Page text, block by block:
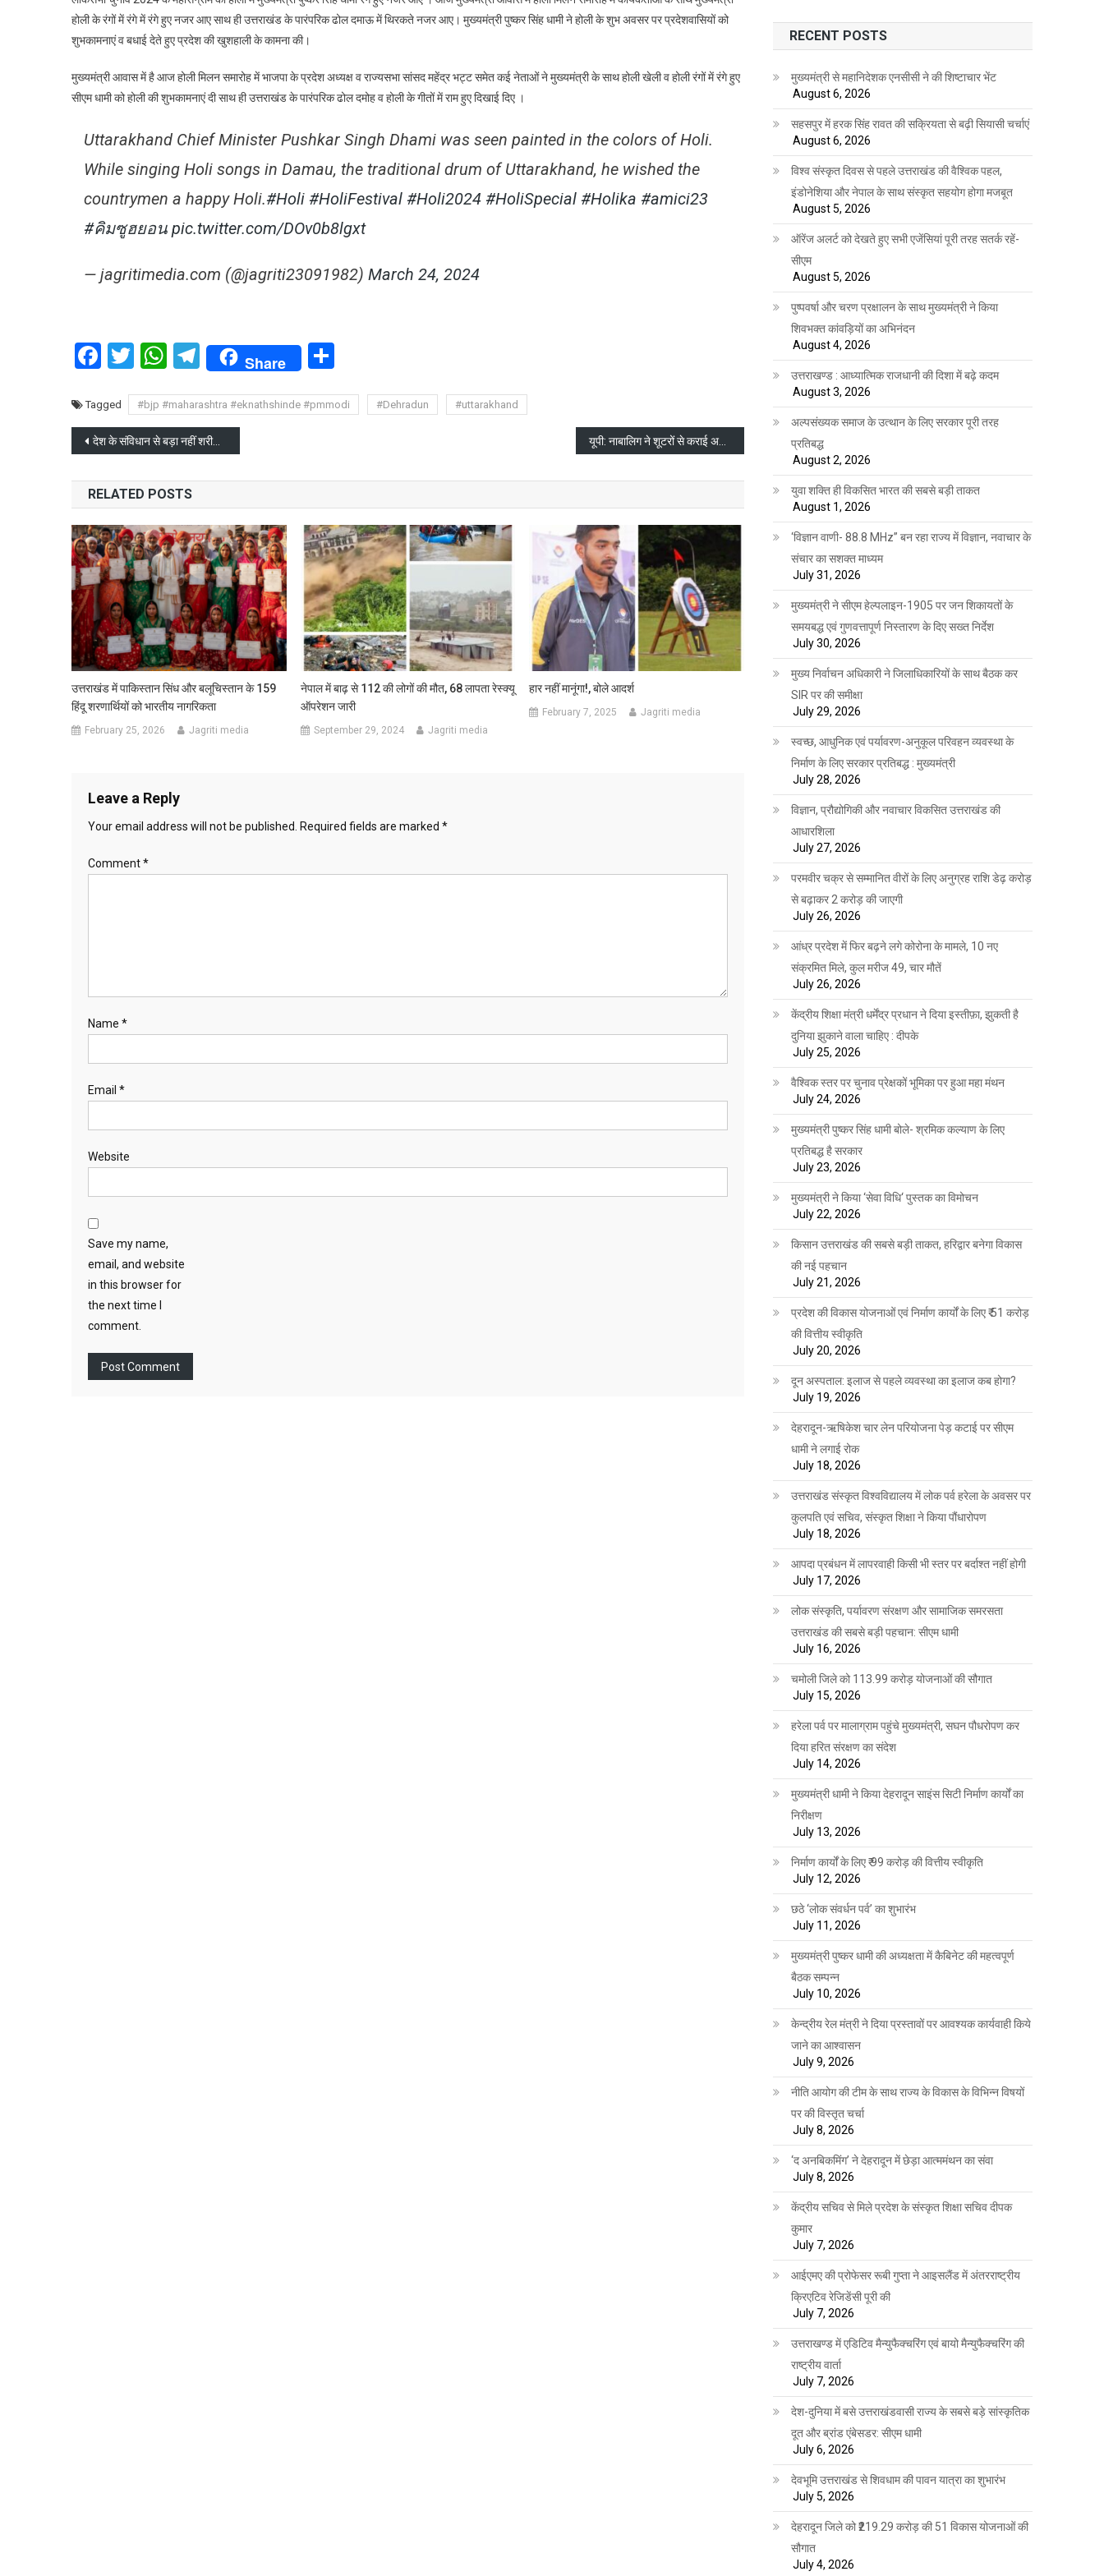
में
रंगे
प्रदेश
वासियों
दी
की
शुभकामनाएं
होली के रंगों में रंगे में रंगे हुए नजर आए साथ ही उत्तराखंड के पारंपरिक ढोल दमाऊ में थिरकते नजर आए। मुख्यमंत्री पुष्कर सिंह धामी ने होली के शुभ अवसर पर प्रदेशवासियों को
शुभकामनाएं व बधाई देते हुए प्रदेश की खुशहाली के कामना की।
मुख्यमंत्री आवास में है आज होली मिलन समारोह में भाजपा के प्रदेश अध्यक्ष व राज्यसभा सांसद महेंद्र भट्ट समेत कई नेताओं ने मुख्यमंत्री के साथ होली खेली व होली रंगों में रंगे हुए
सीएम धामी को होली की शुभकामनाएं दी साथ ही उत्तराखंड के पारंपरिक ढोल दमोह व होली के गीतों में राम हुए दिखाई दिए ।
Uttarakhand Chief Minister Pushkar Singh Dhami was seen painted in the colors of Holi.
While singing Holi songs in Damau, the traditional drum of Uttarakhand, he wished the
countrymen a happy Holi.#Holi #HoliFestival #Holi2024 #HoliSpecial #Holika #amici23
#คิมซูฮยอน pic.twitter.com/DOv0b8lgxt
— jagritimedia.com (@jagriti23091982) March 24, 2024
Facebook
Twitter
WhatsApp
Telegram
Share
Tagged #bjp #maharashtra #eknathshinde #pmmodi #Dehradun #uttarakhand
Post
navigation
देश के संविधान से बड़ा नहीं शरीयत : सीएम योगी आदित्यनाथ
RELATED POSTS
उत्तराखंड में पाकिस्तान सिंध और बलूचिस्तान के 159
हिंदू शरणार्थियों को भारतीय नागरिकता
February 25, 2026 Jagriti media
नेपाल में बाढ़ से 112 की लोगों की मौत, 68 लापता रेस्क्यू
ऑपरेशन जारी
September 29, 2024 Jagriti media
हार नहीं मानूंगा!, बोले आदर्श
February 7, 2025 Jagriti media
Leave a Reply
Your email address will not be published. Required fields are marked *
Comment*
Name *
Email *
Website
Save my name,
email, and website
in this browser for
the next time I
comment.
RECENT POSTS
मुख्यमंत्री से महानिदेशक एनसीसी ने की शिष्टाचार भेंट
August 6, 2026
सहसपुर में हरक सिंह रावत की सक्रियता से बढ़ी सियासी चर्चाएं
August 6, 2026
विश्व संस्कृत दिवस से पहले उत्तराखंड की वैश्विक पहल,
इंडोनेशिया और नेपाल के साथ संस्कृत सहयोग होगा मजबूत
August 5, 2026
ऑरेंज अलर्ट को देखते हुए सभी एजेंसियां पूरी तरह सतर्क रहें-
सीएम
August 5, 2026
पुष्पवर्षा और चरण प्रक्षालन के साथ मुख्यमंत्री ने किया
शिवभक्त कांवड़ियों का अभिनंदन
August 4, 2026
उत्तराखण्ड : आध्यात्मिक राजधानी की दिशा में बढ़े कदम
August 3, 2026
अल्पसंख्यक समाज के उत्थान के लिए सरकार पूरी तरह
प्रतिबद्ध
August 2, 2026
युवा शक्ति ही विकसित भारत की सबसे बड़ी ताकत
August 1, 2026
‘विज्ञान वाणी- 88.8 MHz” बन रहा राज्य में विज्ञान, नवाचार के
संचार का सशक्त माध्यम
July 31, 2026
मुख्यमंत्री ने सीएम हेल्पलाइन-1905 पर जन शिकायतों के
समयबद्ध एवं गुणवत्तापूर्ण निस्तारण के दिए सख्त निर्देश
July 30, 2026
मुख्य निर्वाचन अधिकारी ने जिलाधिकारियों के साथ बैठक कर
SIR पर की समीक्षा
July 29, 2026
स्वच्छ, आधुनिक एवं पर्यावरण-अनुकूल परिवहन व्यवस्था के
निर्माण के लिए सरकार प्रतिबद्ध : मुख्यमंत्री
July 28, 2026
विज्ञान, प्रौद्योगिकी और नवाचार विकसित उत्तराखंड की
आधारशिला
July 27, 2026
परमवीर चक्र से सम्मानित वीरों के लिए अनुग्रह राशि डेढ़ करोड़
से बढ़ाकर 2 करोड़ की जाएगी
July 26, 2026
आंध्र प्रदेश में फिर बढ़ने लगे कोरोना के मामले, 10 नए
संक्रमित मिले, कुल मरीज 49, चार मौतें
July 26, 2026
केंद्रीय शिक्षा मंत्री धर्मेंद्र प्रधान ने दिया इस्तीफ़ा, झुकती है
दुनिया झुकाने वाला चाहिए : दीपके
July 25, 2026
वैश्विक स्तर पर चुनाव प्रेक्षकों भूमिका पर हुआ महा मंथन
July 24, 2026
मुख्यमंत्री पुष्कर सिंह धामी बोले- श्रमिक कल्याण के लिए
प्रतिबद्ध है सरकार
July 23, 2026
मुख्यमंत्री ने किया ‘सेवा विधि‘ पुस्तक का विमोचन
July 22, 2026
किसान उत्तराखंड की सबसे बड़ी ताकत, हरिद्वार बनेगा विकास
की नई पहचान
July 21, 2026
प्रदेश की विकास योजनाओं एवं निर्माण कार्यों के लिए ₹ 51 करोड़
की वित्तीय स्वीकृति
July 20, 2026
दून अस्पताल: इलाज से पहले व्यवस्था का इलाज कब होगा?
July 19, 2026
देहरादून-ऋषिकेश चार लेन परियोजना पेड़ कटाई पर सीएम
धामी ने लगाई रोक
July 18, 2026
उत्तराखंड संस्कृत विश्वविद्यालय में लोक पर्व हरेला के अवसर पर
कुलपति एवं सचिव, संस्कृत शिक्षा ने किया पौंधारोपण
July 18, 2026
आपदा प्रबंधन में लापरवाही किसी भी स्तर पर बर्दाश्त नहीं होगी
July 17, 2026
लोक संस्कृति, पर्यावरण संरक्षण और सामाजिक समरसता
उत्तराखंड की सबसे बड़ी पहचान: सीएम धामी
July 16, 2026
चमोली जिले को 113.99 करोड़ योजनाओं की सौगात
July 15, 2026
हरेला पर्व पर मालाग्राम पहुंचे मुख्यमंत्री, सघन पौधरोपण कर
दिया हरित संरक्षण का संदेश
July 14, 2026
मुख्यमंत्री धामी ने किया देहरादून साइंस सिटी निर्माण कार्यों का
निरीक्षण
July 13, 2026
निर्माण कार्यों के लिए ₹ 99 करोड़ की वित्तीय स्वीकृति
July 12, 2026
छठे ‘लोक संवर्धन पर्व’ का शुभारंभ
July 11, 2026
मुख्यमंत्री पुष्कर धामी की अध्यक्षता में कैबिनेट की महत्वपूर्ण
बैठक सम्पन्न
July 10, 2026
केन्द्रीय रेल मंत्री ने दिया प्रस्तावों पर आवश्यक कार्यवाही किये
जाने का आश्वासन
July 9, 2026
नीति आयोग की टीम के साथ राज्य के विकास के विभिन्न विषयों
पर की विस्तृत चर्चा
July 8, 2026
‘द अनबिकमिंग’ ने देहरादून में छेड़ा आत्ममंथन का संवा
July 8, 2026
केंद्रीय सचिव से मिले प्रदेश के संस्कृत शिक्षा सचिव दीपक
कुमार
July 7, 2026
आईएमए की प्रोफेसर रूबी गुप्ता ने आइसलैंड में अंतरराष्ट्रीय
क्रिएटिव रेजिडेंसी पूरी की
July 7, 2026
उत्तराखण्ड में एडिटिव मैन्युफैक्चरिंग एवं बायो मैन्युफैक्चरिंग की
राष्ट्रीय वार्ता
July 7, 2026
देश-दुनिया में बसे उत्तराखंडवासी राज्य के सबसे बड़े सांस्कृतिक
दूत और ब्रांड एंबेसडर: सीएम धामी
July 6, 2026
देवभूमि उत्तराखंड से शिवधाम की पावन यात्रा का शुभारंभ
July 5, 2026
देहरादून जिले को ₹219.29 करोड़ की 51 विकास योजनाओं की
सौगात
July 4, 2026